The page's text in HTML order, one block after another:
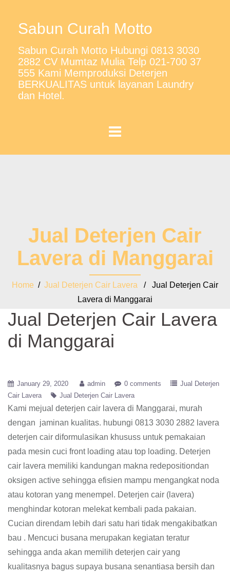
Sabun Curah Motto
Sabun Curah Motto Hubungi 0813 3030
2882 CV Mumtaz Mulia Telp 021-700 37
555 Kami Memproduksi Deterjen
BERKUALITAS untuk layanan Laundry
dan Hotel.
Jual Deterjen Cair
Lavera di Manggarai
Home / Jual Deterjen Cair Lavera / Jual Deterjen Cair
Lavera di Manggarai
Jual Deterjen Cair Lavera
di Manggarai
January 29, 2020 admin 0 comments
Jual Deterjen
Cair Lavera
Jual Deterjen Cair Lavera
Kami mejual deterjen cair lavera di Manggarai, murah
dengan jaminan kualitas. hubungi 0813 3030 2882 lavera
deterjen cair diformulasikan khususs untuk pemakaian
pada mesin cuci front loading atau top loading. Deterjen
cair lavera memiliki kandungan makna redepositiondan
oksigen active sehingga efisien mampu mengangkat noda
atau kotoran yang menempel. Deterjen cair (lavera)
menghindar kotoran melekat kembali pada pakaian.
Cucian direndam lebih dari satu hari tidak mengakibatkan
bau . Mencuci busana merupakan kegiatan teratur
sehingga anda akan memilih deterjen cair yang
kualitasnya bagus supaya busana senantiasa bersih dan